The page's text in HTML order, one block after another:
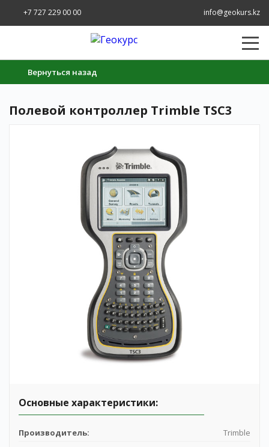
+7 727 229 00 00 info@geokurs.kz
Вернуться назад
Полевой контроллер Trimble TSC3
Основные характеристики:
Производитель:
Trimble